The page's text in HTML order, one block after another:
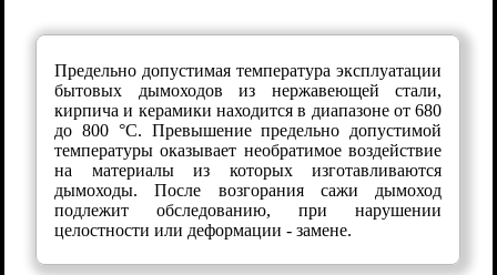
Предельно допустимая температура эксплуатации
бытовых дымоходов из нержавеющей стали,
кирпича и керамики находится в диапазоне от 680
до 800 °C. Превышение предельно допустимой
температуры оказывает необратимое воздействие
на материалы из которых изготавливаются
дымоходы. После возгорания сажи дымоход
подлежит обследованию, при нарушении
целостности или деформации - замене.